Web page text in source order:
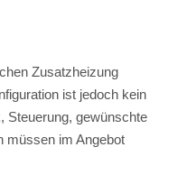
Zusatzheizung
ist jedoch kein
Steuerung, gewünschte
müssen im Angebot